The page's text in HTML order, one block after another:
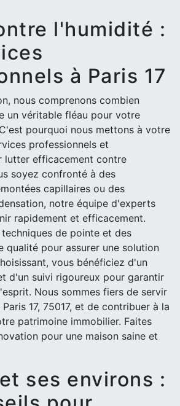
l'humidité :
à Paris 17
nous comprenons combien
un véritable fléau pour votre
pourquoi nous mettons à votre
professionnels et
lutter efficacement contre
soyez confronté à des
capillaires ou des
notre équipe d'experts
rapidement et efficacement.
de pointe et des
qualité pour assurer une solution
vous bénéficiez d'un
d'un suivi rigoureux pour garantir
Nous sommes fiers de servir
17, 75017, et de contribuer à la
patrimoine immobilier. Faites
pour une maison saine et
ses environs :